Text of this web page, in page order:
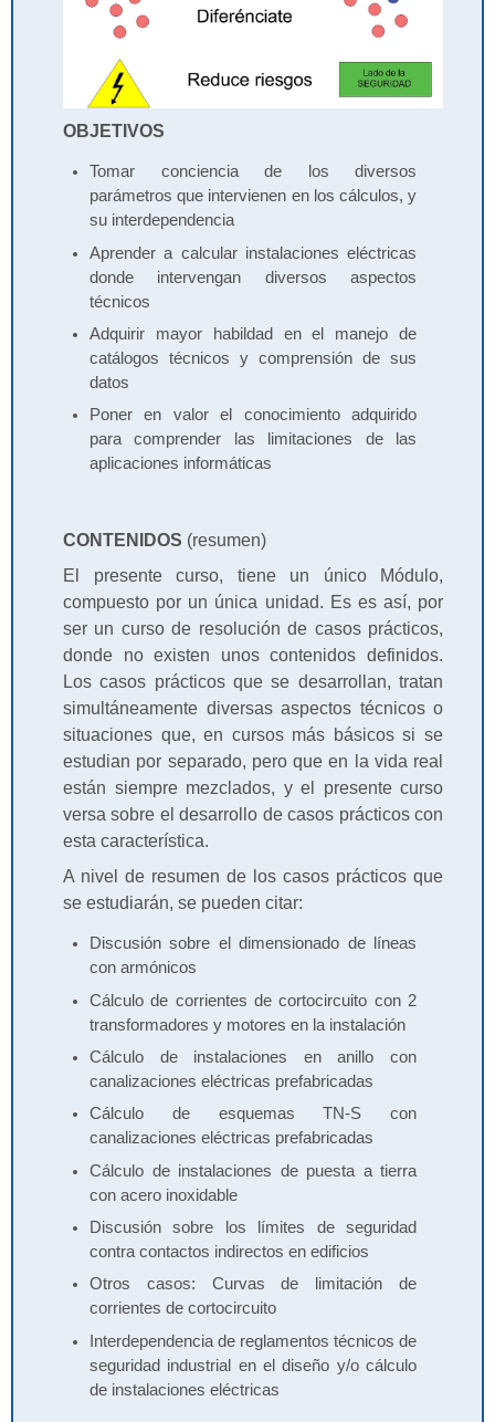
OBJETIVOS
Tomar conciencia de los diversos
parámetros que intervienen en los cálculos, y
su interdependencia
Aprender a calcular instalaciones eléctricas
donde intervengan diversos aspectos
técnicos
Adquirir mayor habildad en el manejo de
catálogos técnicos y comprensión de sus
datos
Poner en valor el conocimiento adquirido
para comprender las limitaciones de las
aplicaciones informáticas
CONTENIDOS (resumen)
El presente curso, tiene un único Módulo,
compuesto por un única unidad. Es es así, por
ser un curso de resolución de casos prácticos,
donde no existen unos contenidos definidos.
Los casos prácticos que se desarrollan, tratan
simultáneamente diversas aspectos técnicos o
situaciones que, en cursos más básicos si se
estudian por separado, pero que en la vida real
están siempre mezclados, y el presente curso
versa sobre el desarrollo de casos prácticos con
esta característica.
A nivel de resumen de los casos prácticos que
se estudiarán, se pueden citar:
Discusión sobre el dimensionado de líneas
con armónicos
Cálculo de corrientes de cortocircuito con 2
transformadores y motores en la instalación
Cálculo de instalaciones en anillo con
canalizaciones eléctricas prefabricadas
Cálculo de esquemas TN-S con
canalizaciones eléctricas prefabricadas
Cálculo de instalaciones de puesta a tierra
con acero inoxidable
Discusión sobre los límites de seguridad
contra contactos indirectos en edificios
Otros casos: Curvas de limitación de
corrientes de cortocircuito
Interdependencia de reglamentos técnicos de
seguridad industrial en el diseño y/o cálculo
de instalaciones eléctricas